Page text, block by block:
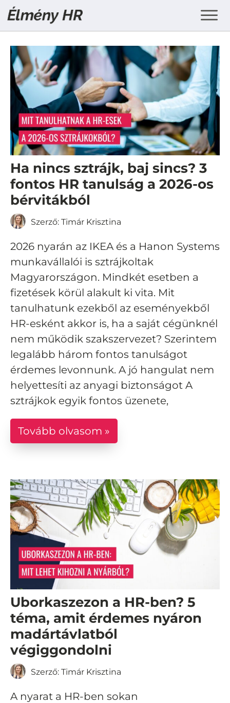
Ha nincs sztrájk, baj sincs? 3
fontos HR tanulság a 2026-os
bérvitákból
Szerző: Timár Krisztina
2026 nyarán az IKEA és a Hanon Systems
munkavállalói is sztrájkoltak
Magyarországon. Mindkét esetben a
fizetések körül alakult ki vita. Mit
tanulhatunk ezekből az eseményekből
HR-esként akkor is, ha a saját cégünknél
nem működik szakszervezet? Szerintem
legalább három fontos tanulságot
érdemes levonnunk. A jó hangulat nem
helyettesíti az anyagi biztonságot A
sztrájkok egyik fontos üzenete,
Tovább olvasom »
Uborkaszezon a HR-ben? 5
téma, amit érdemes nyáron
madártávlatból
végiggondolni
Szerző: Timár Krisztina
A nyarat a HR-ben sokan